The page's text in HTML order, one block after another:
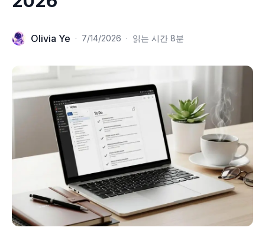
Olivia Ye · 7/14/2026 · 읽는 시간 8분